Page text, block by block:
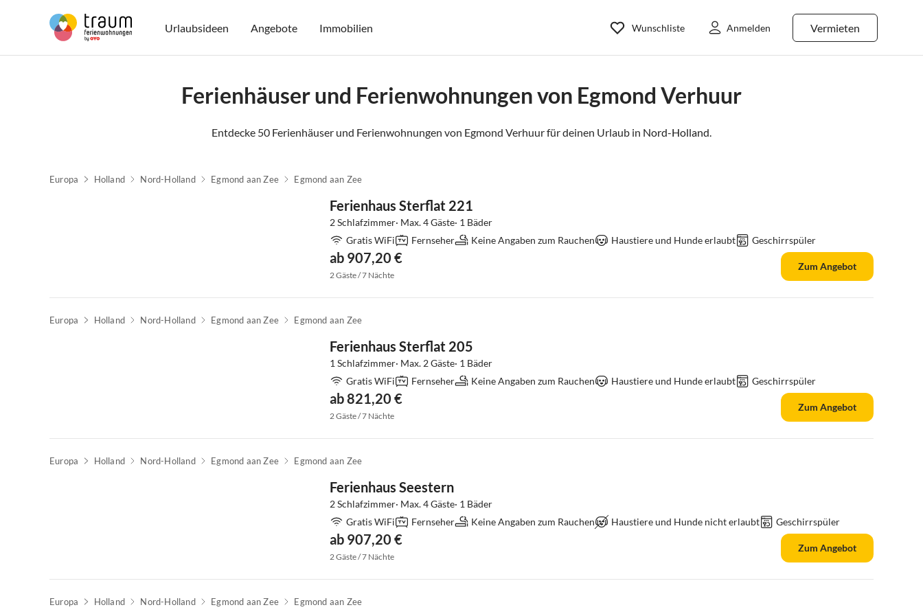
Urlaubsideen Angebote Immobilien Vermieten
Wunschliste Anmelden
Ferienhäuser und Ferienwohnungen von Egmond Verhuur
Entdecke 50 Ferienhäuser und Ferienwohnungen von Egmond Verhuur für deinen Urlaub in Nord-Holland.
Europa Holland Nord-Holland Egmond aan Zee Egmond aan Zee
Ferienhaus Sterflat 221
2 Schlafzimmer· Max. 4 Gäste· 1 Bäder
Gratis WiFi
Fernseher Keine Angaben zum Rauchen Haustiere und Hunde erlaubt Geschirrspüler
ab 907,20 €
2 Gäste / 7 Nächte
Zum Angebot
Europa Holland Nord-Holland Egmond aan Zee Egmond aan Zee
Ferienhaus Sterflat 205
1 Schlafzimmer· Max. 2 Gäste· 1 Bäder
Gratis WiFi
Fernseher Keine Angaben zum Rauchen Haustiere und Hunde erlaubt Geschirrspüler
ab 821,20 €
2 Gäste / 7 Nächte
Zum Angebot
Europa Holland Nord-Holland Egmond aan Zee Egmond aan Zee
Ferienhaus Seestern
2 Schlafzimmer· Max. 4 Gäste· 1 Bäder
Gratis WiFi
Fernseher Keine Angaben zum Rauchen Haustiere und Hunde nicht erlaubt Geschirrspüler
ab 907,20 €
2 Gäste / 7 Nächte
Zum Angebot
Europa Holland Nord-Holland Egmond aan Zee Egmond aan Zee